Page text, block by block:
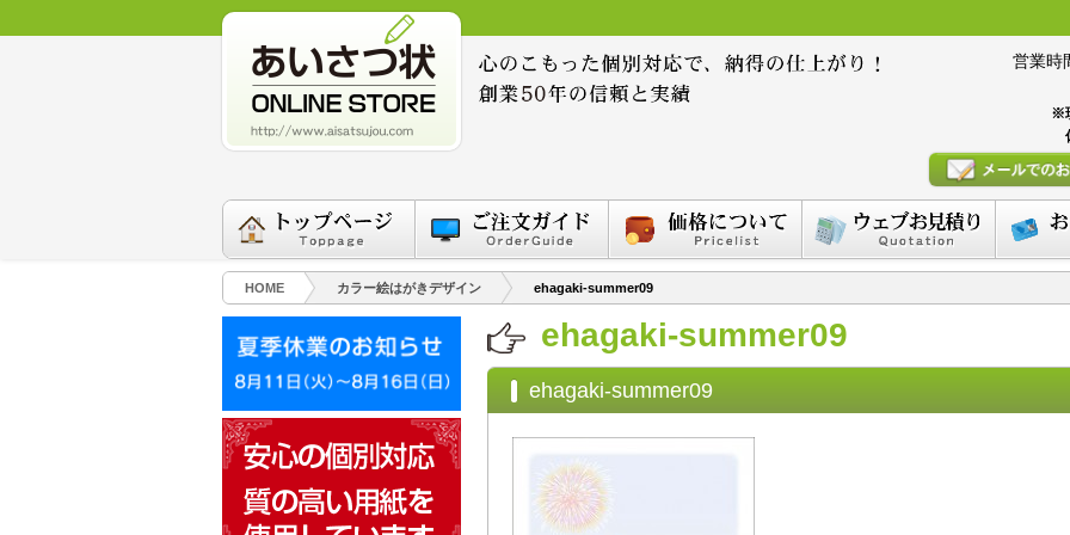
営業時
※
HOME カラー絵はがきデザイン ehagaki-summer09
ehagaki-summer09
ehagaki-summer09